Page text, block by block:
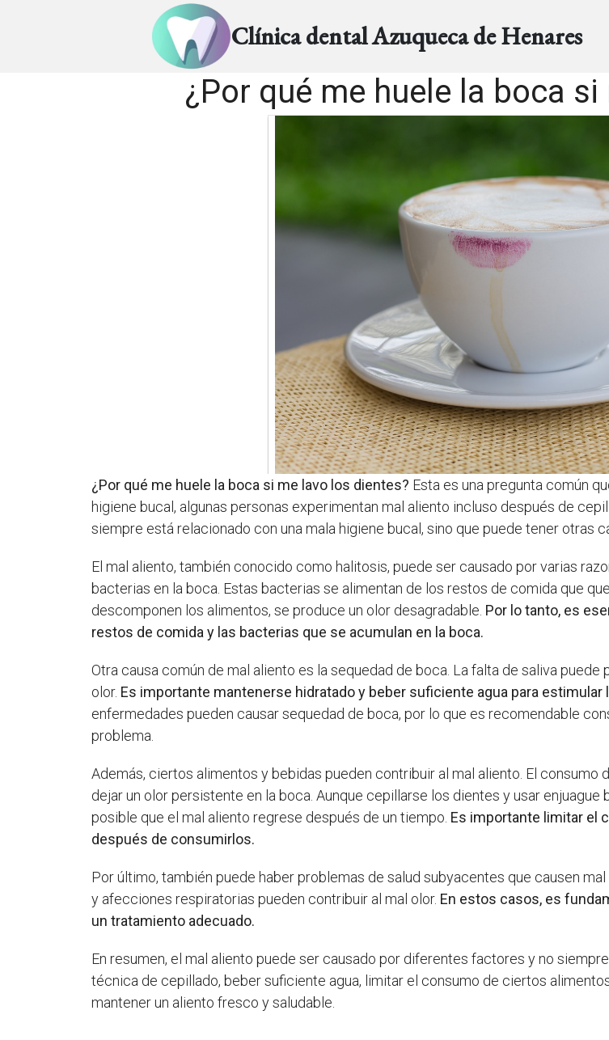
Clínica dental Azuqueca de Henares
¿Por qué me huele la boca
¿Por qué me huele la boca si me lavo los dientes? Esta es una pregunta común
higiene bucal, algunas personas experimentan mal aliento incluso después de
siempre está relacionado con una mala higiene bucal, sino que puede tener otras
El mal aliento, también conocido como halitosis, puede ser causado por varias
bacterias en la boca. Estas bacterias se alimentan de los restos de comida que
descomponen los alimentos, se produce un olor desagradable. Por lo tanto, es
restos de comida y las bacterias que se acumulan en la boca.
Otra causa común de mal aliento es la sequedad de boca. La falta de saliva
olor. Es importante mantenerse hidratado y beber suficiente agua para estimular
enfermedades pueden causar sequedad de boca, por lo que es recomendable
problema.
Además, ciertos alimentos y bebidas pueden contribuir al mal aliento. El
dejar un olor persistente en la boca. Aunque cepillarse los dientes y usar
posible que el mal aliento regrese después de un tiempo. Es importante limitar el
después de consumirlos.
Por último, también puede haber problemas de salud subyacentes que causen
y afecciones respiratorias pueden contribuir al mal olor. En estos casos, es
un tratamiento adecuado.
En resumen, el mal aliento puede ser causado por diferentes factores y no
técnica de cepillado, beber suficiente agua, limitar el consumo de ciertos
mantener un aliento fresco y saludable.